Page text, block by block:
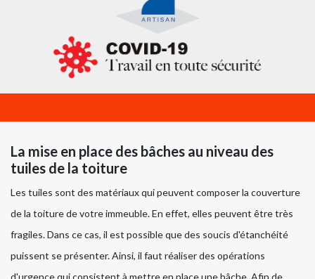
La mise en place des bâches au niveau des
tuiles de la toiture
Les tuiles sont des matériaux qui peuvent composer la couverture
de la toiture de votre immeuble. En effet, elles peuvent être très
fragiles. Dans ce cas, il est possible que des soucis d'étanchéité
puissent se présenter. Ainsi, il faut réaliser des opérations